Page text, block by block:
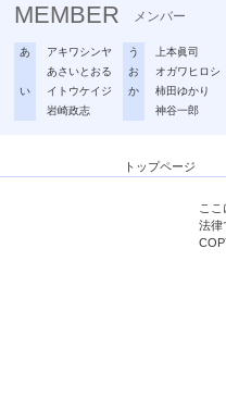
MEMBER メンバー
あ
アキワシンヤ
あさいとおる
い
イトウケイジ
岩崎政志
う
上本眞司
お
オガワヒロシ
か
柿田ゆかり
神谷一郎
トップページ
こ
法律